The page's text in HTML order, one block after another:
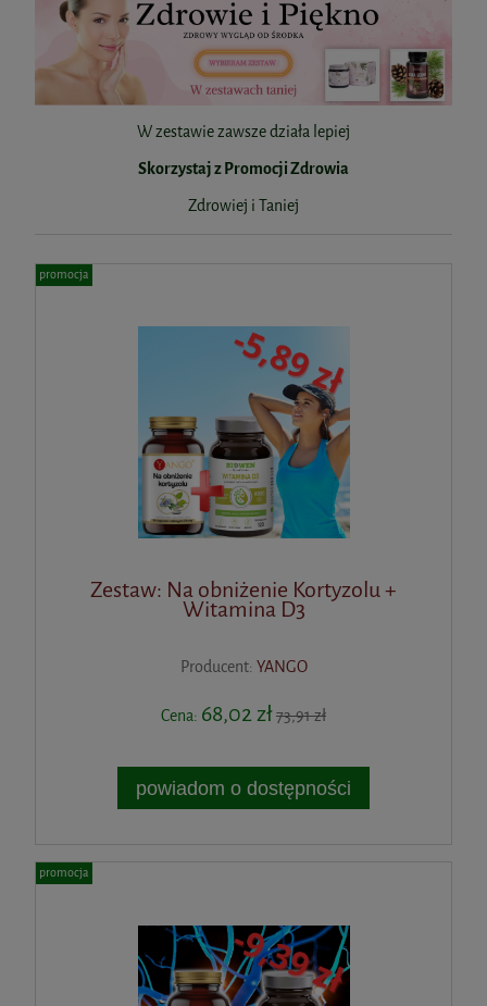
W zestawie zawsze działa lepiej
Skorzystaj z Promocji Zdrowia
Zdrowiej i Taniej
Zestaw: Na obniżenie Kortyzolu +
Witamina D3
Producent: YANGO
Cena: 68,02 zł73,91 zł
powiadom o dostępności
promocja
promocja